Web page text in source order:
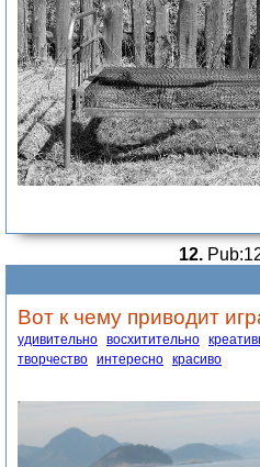
12.
Вот к чему приводит
удивительно восхитительно
творчество интересно красиво